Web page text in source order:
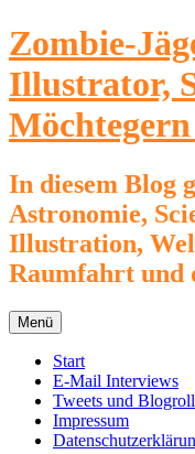
Zum
Inhalt
springen
Zombie-
Illustrator,
In diesem Blog
Astronomie,
Illustration,
Raumfahrt und
Menü
Start
E-Mail Interviews
Tweets und Blogroll
Impressum